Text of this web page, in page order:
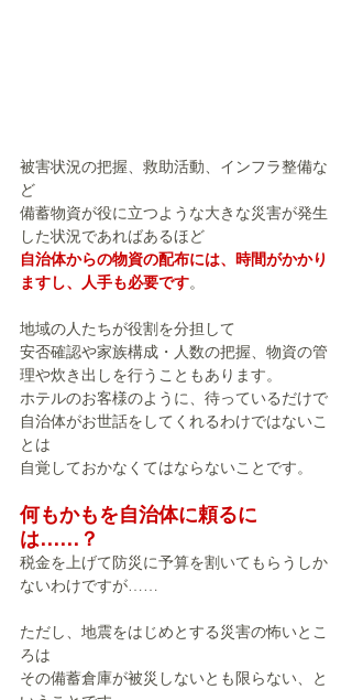
被害状況の把握、救助活動、インフラ整備な
ど
備蓄物資が役に立つような大きな災害が発生
した状況であればあるほど
自治体からの物資の配布には、時間がかかり
ますし、人手も必要です。
地域の人たちが役割を分担して
安否確認や家族構成・人数の把握、物資の管
理や炊き出しを行うこともあります。
ホテルのお客様のように、待っているだけで
自治体がお世話をしてくれるわけではないこ
とは
自覚しておかなくてはならないことです。
何もかもを自治体に頼るに
は……？
税金を上げて防災に予算を割いてもらうしか
ないわけですが……
ただし、地震をはじめとする災害の怖いとこ
ろは
その備蓄倉庫が被災しないとも限らない、と